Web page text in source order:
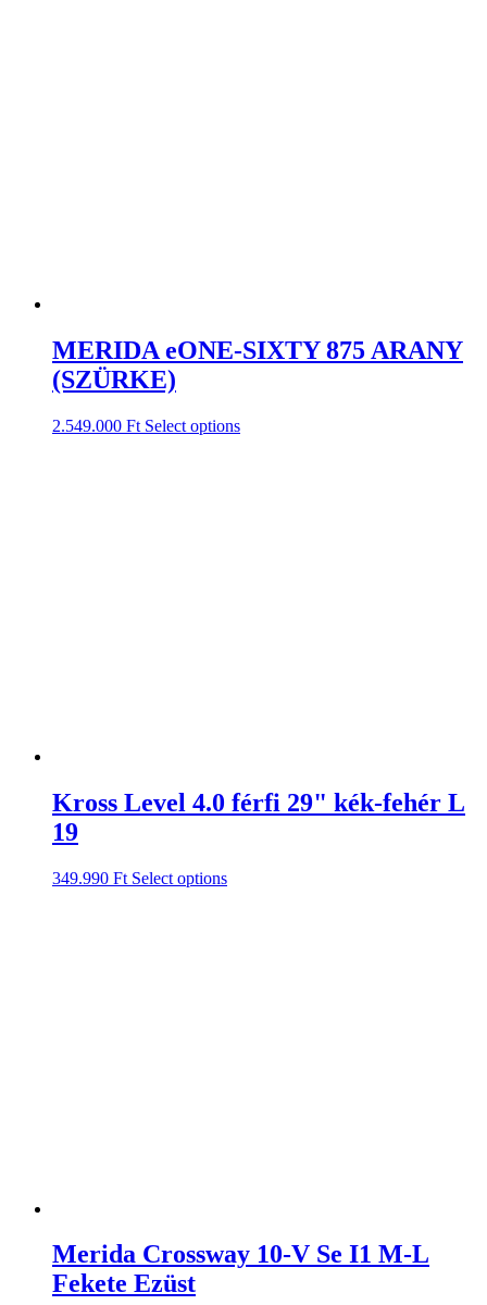
MERIDA eONE-SIXTY 875 ARANY
(SZÜRKE)
2.549.000 Ft Select options
Kross Level 4.0 férfi 29" kék-fehér L
19
349.990 Ft Select options
Merida Crossway 10-V Se I1 M-L
Fekete Ezüst